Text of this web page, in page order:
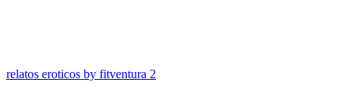
relatos eroticos by fitventura 2